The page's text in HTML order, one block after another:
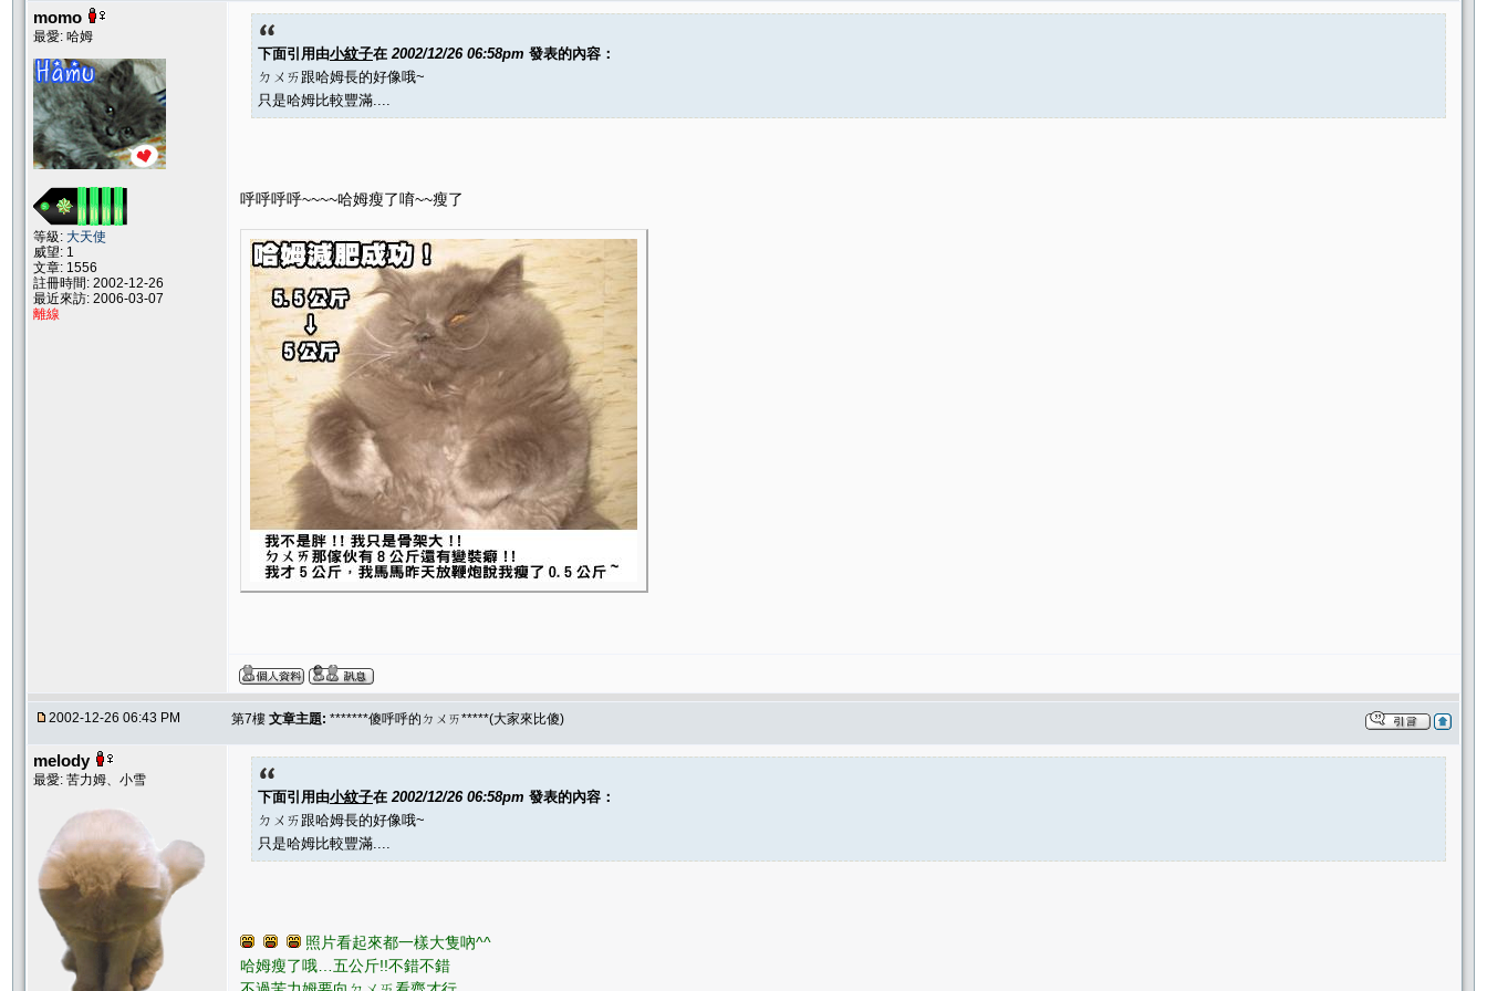
momo
最愛: 哈姆
等級: 大天使
威望: 1
文章: 1556
註冊時間: 2002-12-26
最近來訪: 2006-03-07
離線
下面引用由小紋子在 2002/12/26 06:58pm 發表的內容：
ㄉㄨㄞ跟哈姆長的好像哦~
只是哈姆比較豐滿....
呼呼呼呼~~~~哈姆瘦了唷~~瘦了
2002-12-26 06:43 PM 第7樓 文章主題: *******傻呼呼的ㄉㄨㄞ*****(大家來比傻)
melody
最愛: 苦力姆、小雪
下面引用由小紋子在 2002/12/26 06:58pm 發表的內容：
ㄉㄨㄞ跟哈姆長的好像哦~
只是哈姆比較豐滿....
照片看起來都一樣大隻吶^^
哈姆瘦了哦…五公斤!!不錯不錯